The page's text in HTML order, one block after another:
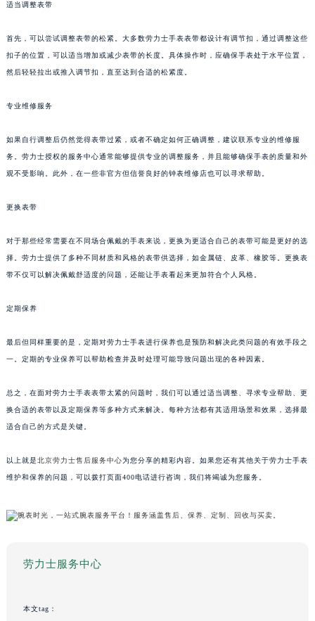
适当调整表带
首先，可以尝试调整表带的松紧。大多数劳力士手表表带都设计有调节扣，通过调整这些
扣子的位置，可以适当增加或减少表带的长度。具体操作时，应确保手表处于水平位置，
然后轻轻拉出或推入调节扣，直至达到合适的松紧度。
专业维修服务
如果自行调整后仍然觉得表带过紧，或者不确定如何正确调整，建议联系专业的维修服
务。劳力士授权的服务中心通常能够提供专业的调整服务，并且能够确保手表的质量和外
观不受影响。此外，在一些非官方但信誉良好的钟表维修店也可以寻求帮助。
更换表带
对于那些经常需要在不同场合佩戴的手表来说，更换为更适合自己的表带可能是更好的选
择。劳力士提供了多种不同材质和风格的表带供选择，如金属链、皮革、橡胶等。更换表
带不仅可以解决佩戴舒适度的问题，还能让手表看起来更加符合个人风格。
定期保养
最后但同样重要的是，定期对劳力士手表进行保养也是预防和解决此类问题的有效手段之
一。定期的专业保养可以帮助检查并及时处理可能导致问题出现的各种因素。
总之，在面对劳力士手表表带太紧的问题时，我们可以通过适当调整、寻求专业帮助、更
换合适的表带以及定期保养等多种方式来解决。每种方法都有其适用场景和效果，选择最
适合自己的方式是关键。
以上就是北京劳力士售后服务中心为您分享的精彩内容。如果您还有其他关于劳力士手表
维护和保养的问题，可以拨打页面400电话进行咨询，我们将竭诚为您服务。
劳力士服务中心
本文tag：